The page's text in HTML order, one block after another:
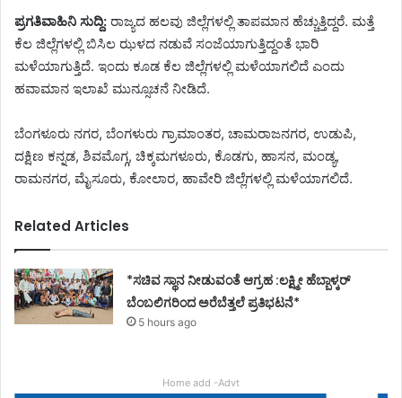
ಪ್ರಗತಿವಾಹಿನಿ ಸುದ್ದಿ: ರಾಜ್ಯದ ಹಲವು ಜಿಲ್ಲೆಗಳಲ್ಲಿ ತಾಪಮಾನ ಹೆಚ್ಚುತ್ತಿದ್ದರೆ. ಮತ್ತೆ
ಕೆಲ ಜಿಲ್ಲೆಗಳಲ್ಲಿ ಬಿಸಿಲ ಝಳದ ನಡುವೆ ಸಂಜೆಯಾಗುತ್ತಿದ್ದಂತೆ ಭಾರಿ
ಮಳೆಯಾಗುತ್ತಿದೆ. ಇಂದು ಕೂಡ ಕೆಲ ಜಿಲ್ಲೆಗಳಲ್ಲಿ ಮಳೆಯಾಗಲಿದೆ ಎಂದು
ಹವಾಮಾನ ಇಲಾಖೆ ಮುನ್ಸೂಚನೆ ನೀಡಿದೆ.
ಬೆಂಗಳೂರು ನಗರ, ಬೆಂಗಳುರು ಗ್ರಾಮಾಂತರ, ಚಾಮರಾಜನಗರ, ಉಡುಪಿ,
ದಕ್ಷಿಣ ಕನ್ನಡ, ಶಿವಮೊಗ್ಗ, ಚಿಕ್ಕಮಗಳೂರು, ಕೊಡಗು, ಹಾಸನ, ಮಂಡ್ಯ,
ರಾಮನಗರ, ಮೈಸೂರು, ಕೋಲಾರ, ಹಾವೇರಿ ಜಿಲ್ಲೆಗಳಲ್ಲಿ ಮಳೆಯಾಗಲಿದೆ.
Related Articles
*ಸಚಿವ ಸ್ಥಾನ ನೀಡುವಂತೆ ಆಗ್ರಹ :ಲಕ್ಷ್ಮೀ ಹೆಬ್ಬಾಳ್ಕರ್
ಬೆಂಬಲಿಗರಿಂದ ಅರೆಬೆತ್ತಲೆ ಪ್ರತಿಭಟನೆ*
5 hours ago
Home add -Advt